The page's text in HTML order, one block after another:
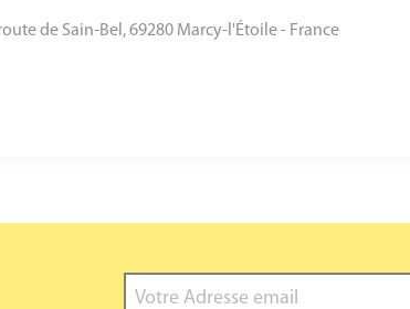
de Sain-Bel, 69280 Marcy-l'Étoile - France